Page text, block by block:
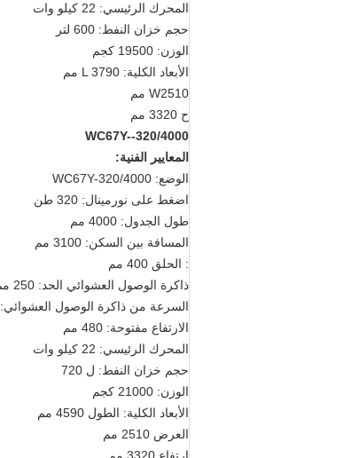
المحرك الرئيسي: 22 كيلو وات
حجم خزان النفط: 600 لتر
الوزن: 19500 كجم
الأبعاد الكلية: L 3790 مم
W2510 مم
ح 3320 مم
WC67Y--320/4000
المعايير الفنية:
الوضع: WC67Y-320/4000
اضغط على نورمينال: 320 طن
طول الجدول: 4000 مم
المسافة بين السكن: 3100 مم
: الحلق 400 مم
ذاكرة الوصول العشوائي الحد: 250 مم
السرعة من ذاكرة الوصول العشوائي: 70/7.5/75mm/s
الارتفاع مفتوحة: 480 مم
المحرك الرئيسي: 22 كيلو وات
حجم خزان النفط: ل 720
الوزن: 21000 كجم
الأبعاد الكلية: الطول 4590 مم
العرض 2510 مم